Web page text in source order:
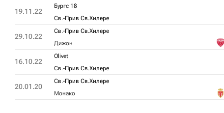
19.11.22
Бургс 18
Св.-Прив Св.Хилере
29.10.22
Св.-Прив Св.Хилере
Дижон
16.10.22
Olivet
Св.-Прив Св.Хилере
20.01.20
Св.-Прив Св.Хилере
Монако